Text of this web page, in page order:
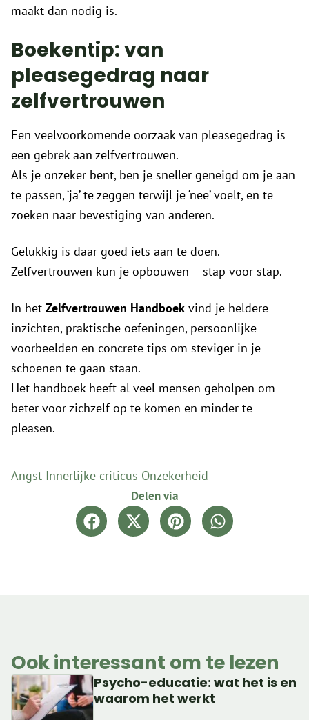
maakt dan nodig is.
Boekentip: van
pleasegedrag naar
zelfvertrouwen
Een veelvoorkomende oorzaak van pleasegedrag is
een gebrek aan zelfvertrouwen.
Als je onzeker bent, ben je sneller geneigd om je aan
te passen, ‘ja’ te zeggen terwijl je ‘nee’ voelt, en te
zoeken naar bevestiging van anderen.
Gelukkig is daar goed iets aan te doen.
Zelfvertrouwen kun je opbouwen – stap voor stap.
In het Zelfvertrouwen Handboek vind je heldere
inzichten, praktische oefeningen, persoonlijke
voorbeelden en concrete tips om steviger in je
schoenen te gaan staan.
Het handboek heeft al veel mensen geholpen om
beter voor zichzelf op te komen en minder te
pleasen.
Angst Innerlijke criticus Onzekerheid
Delen via
Ook interessant om te lezen
Psycho-educatie: wat het is en
waarom het werkt